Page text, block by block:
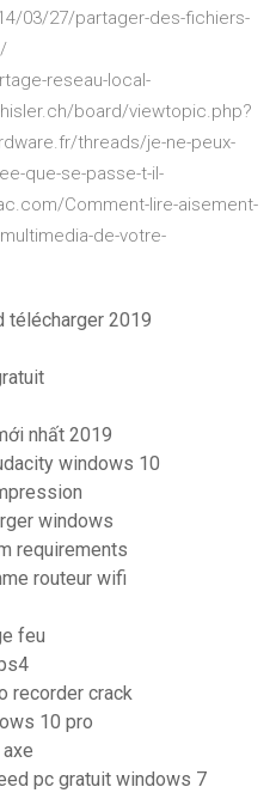
03/27/partager-des-fichiers-
reseau-local-
board/viewtopic.php?
threads/je-ne-peux-
que-se-passe-t-il-
Comment-lire-aisement-
de-votre-
télécharger 2019
nhất 2019
windows 10
windows
requirements
routeur wifi
feu
recorder crack
10 pro
pc gratuit windows 7